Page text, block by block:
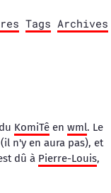
Tags Archives
KomiTê en wml. Le
n'y en aura pas), et
dû à Pierre-Louis,